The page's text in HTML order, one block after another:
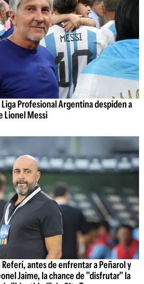
Liga Profesional Argentina despiden a
Lionel Messi
antes de enfrentar a Peñarol y
Jaime, la chance de "disfrutar" la